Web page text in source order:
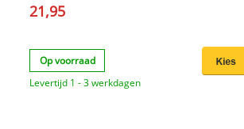
21,95
Op voorraad
Levertijd 1 - 3 werkdagen